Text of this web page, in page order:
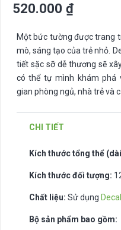
520.000 ₫
Một bức tường được trang
mò, sáng tạo của trẻ nhỏ.
tiết sặc sỡ dễ thương sẽ
có thể tự mình khám phá
gian phòng ngủ, nhà trẻ và
CHI TIẾT
Kích thước tổng thể
Kích thước đối tượng:
Chất liệu: Sử dụng
Bộ sản phẩm bao gồm: